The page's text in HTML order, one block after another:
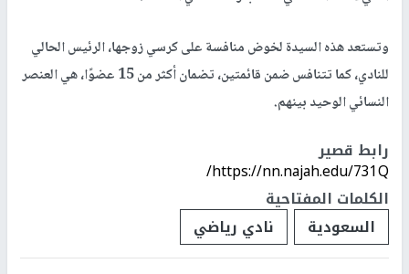
وتستعد هذه السيدة لخوض منافسة على كرسي زوجها، الرئيس الحالي
للنادي، كما تتنافس ضمن قائمتين، تضمان أكثر من 15 عضوًا، هي العنصر
النسائي الوحيد بينهم.
رابط قصير
https://nn.najah.edu/731Q/
الكلمات المفتاحية
السعودية
نادي رياضي